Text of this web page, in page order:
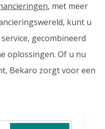
, met meer
kunt u
gecombineerd
oplossingen. Of u nu
Bekaro zorgt voor een